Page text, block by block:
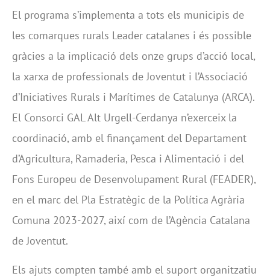
El programa s’implementa a tots els municipis de
les comarques rurals Leader catalanes i és possible
gràcies a la implicació dels onze grups d’acció local,
la xarxa de professionals de Joventut i l’Associació
d’Iniciatives Rurals i Marítimes de Catalunya (ARCA).
El Consorci GAL Alt Urgell-Cerdanya n’exerceix la
coordinació, amb el finançament del Departament
d’Agricultura, Ramaderia, Pesca i Alimentació i del
Fons Europeu de Desenvolupament Rural (FEADER),
en el marc del Pla Estratègic de la Política Agrària
Comuna 2023-2027, així com de l’Agència Catalana
de Joventut.
Els ajuts compten també amb el suport organitzatiu